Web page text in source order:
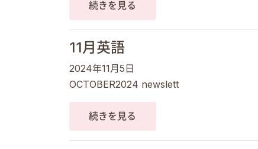
続きを見る
11月英語
2024年11月5日
OCTOBER2024 newslett
続きを見る